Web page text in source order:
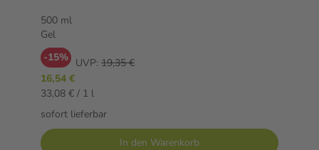
500 ml
Gel
-15% UVP: 19,35 €
16,54 €
33,08 € / 1 l
sofort lieferbar
In den Warenkorb